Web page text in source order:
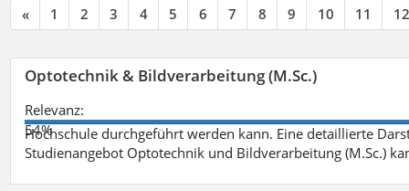
« 1 2 3 4 5 6 7 8 9 10 11 12
Optotechnik & Bildverarbeitung (M.Sc.)
Relevanz:
54%
Hochschule durchgeführt werden kann. Eine detaillierte
Studienangebot Optotechnik und Bildverarbeitung (M.Sc.)